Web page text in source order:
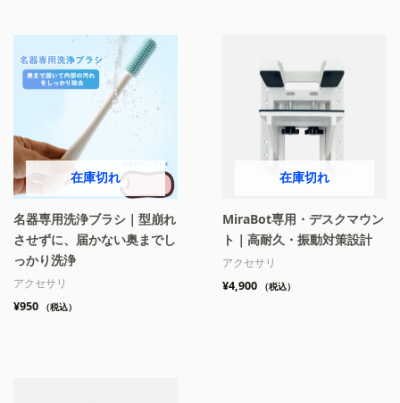
在庫切れ
名器専用洗浄ブラシ｜型崩れ
させずに、届かない奥までし
っかり洗浄
アクセサリ
¥950 （税込）
在庫切れ
MiraBot専用・デスクマウン
ト｜高耐久・振動対策設計
アクセサリ
¥4,900 （税込）